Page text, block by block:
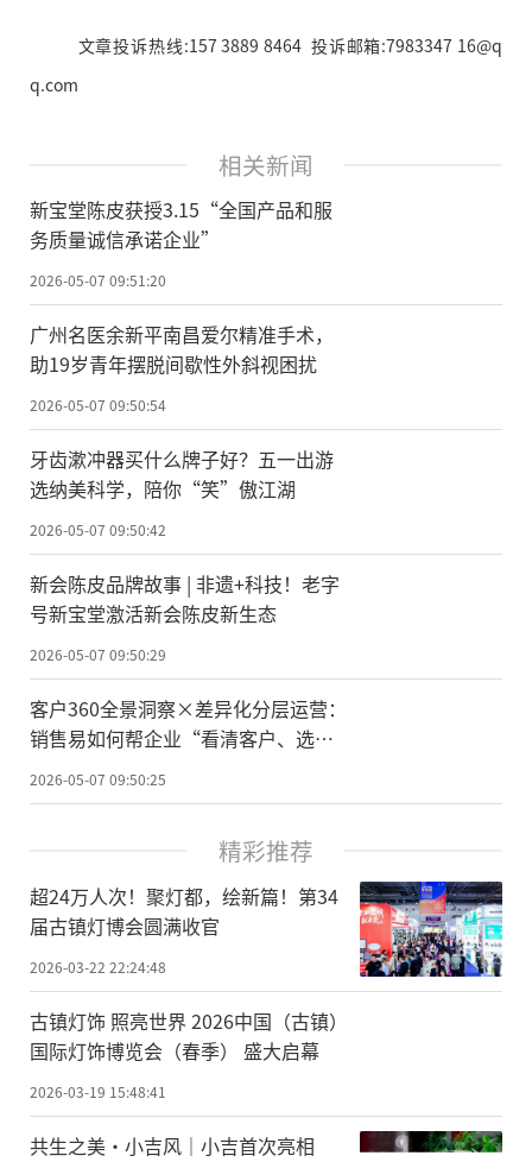
文章投诉热线:157 3889 8464 投诉邮箱:7983347 16@q
q.com
相关新闻
新宝堂陈皮获授3.15“全国产品和服
务质量诚信承诺企业”
2026-05-07 09:51:20
广州名医余新平南昌爱尔精准手术，
助19岁青年摆脱间歇性外斜视困扰
2026-05-07 09:50:54
牙齿漱冲器买什么牌子好？五一出游
选纳美科学，陪你“笑”傲江湖
2026-05-07 09:50:42
新会陈皮品牌故事 | 非遗+科技！老字
号新宝堂激活新会陈皮新生态
2026-05-07 09:50:29
客户360全景洞察×差异化分层运营：
销售易如何帮企业“看清客户、选对
客户、经好客户”
2026-05-07 09:50:25
精彩推荐
超24万人次！聚灯都，绘新篇！第34
届古镇灯博会圆满收官
2026-03-22 22:24:48
古镇灯饰 照亮世界 2026中国（古镇）
国际灯饰博览会（春季） 盛大启幕
2026-03-19 15:48:41
共生之美·小吉风｜小吉首次亮相